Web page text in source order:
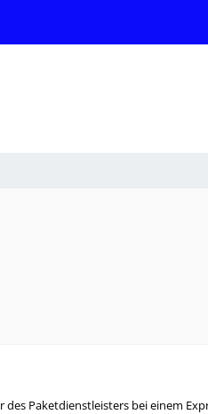
Paketdienstleisters bei einem